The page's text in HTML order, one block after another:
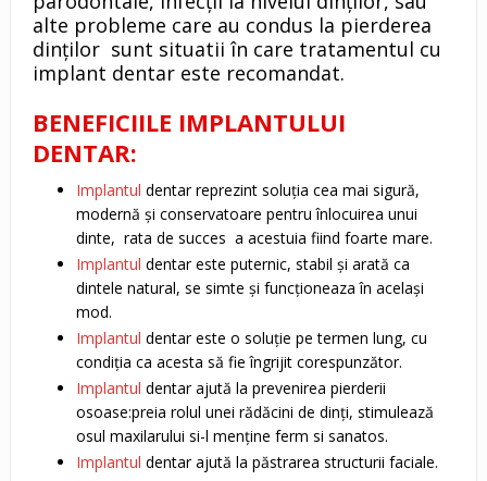
alte probleme care au condus la pierderea
dinților sunt situatii în care tratamentul cu
implant dentar este recomandat.
BENEFICIILE IMPLANTULUI
DENTAR:
Implantul dentar reprezint soluția cea mai sigură,
modernă și conservatoare pentru înlocuirea unui
dinte, rata de succes a acestuia fiind foarte mare.
Implantul dentar este puternic, stabil și arată ca
dintele natural, se simte și funcționeaza în același
mod.
Implantul dentar este o soluție pe termen lung, cu
condiția ca acesta să fie îngrijit corespunzător.
Implantul dentar ajută la prevenirea pierderii
osoase:preia rolul unei rădăcini de dinți, stimulează
osul maxilarului si-l menține ferm si sanatos.
Implantul dentar ajută la păstrarea structurii faciale.